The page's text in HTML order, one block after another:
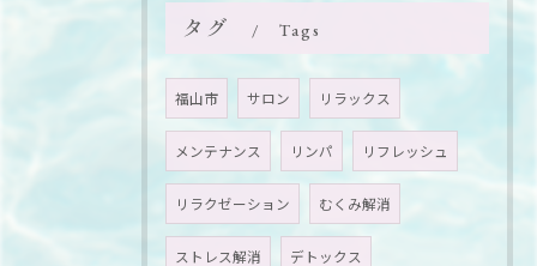
タグ Tags
福山市 サロン リラックス
メンテナンス リンパ リフレッシュ
リラクゼーション むくみ解消
ストレス解消 デトックス